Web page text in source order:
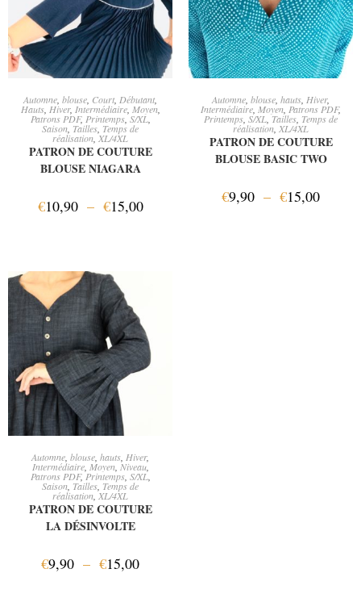
CHOIX DES OPTIONS
Automne blouse Court Débutant
Hauts, Hiver, Intermédiaire, Moyen,
Patrons PDF, Printemps,S/XL,
Saison Tailles Temps de
réalisation ,XL/4XL
PATRON DE COUTURE
BLOUSE NIAGARA
€10,90 – €15,00
CHOIX DES OPTIONS
Automne blouse hauts Hiver,
Intermédiaire Moyen Patrons PDF,
Printemps S/XL ,Tailles Temps de
réalisation XL/4XL
PATRON DE COUTURE
BLOUSE BASIC TWO
€9,90 – €15,00
CHOIX DES OPTIONS
Automne blouse hauts Hiver,
Intermédiaire, Moyen, Niveau,
Patrons PDF,Printemps, S/XL,
Saison Tailles Temps de
réalisation ,XL/4XL
PATRON DE COUTURE
LA DÉSINVOLTE
€9,90 – €15,00